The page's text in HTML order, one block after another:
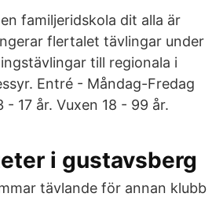
familjeridskola dit alla är
flertalet tävlingar under
till regionala i
Entré - Måndag-Fredag
17 år. Vuxen 18 - 99 år.
i gustavsberg
tävlande för annan klubb